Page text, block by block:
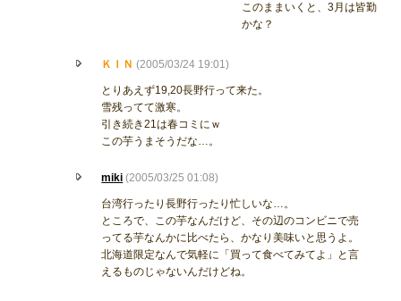
このままいくと、3月は皆勤
かな？
ＫＩＮ (2005/03/24 19:01)
とりあえず19,20長野行って来た。
雪残ってて激寒。
引き続き21は春コミにｗ
この芋うまそうだな…。
miki (2005/03/25 01:08)
台湾行ったり長野行ったり忙しいな…。
ところで、この芋なんだけど、その辺のコンビニで売
ってる芋なんかに比べたら、かなり美味いと思うよ。
北海道限定なんで気軽に「買って食べてみてよ」と言
えるものじゃないんだけどね。